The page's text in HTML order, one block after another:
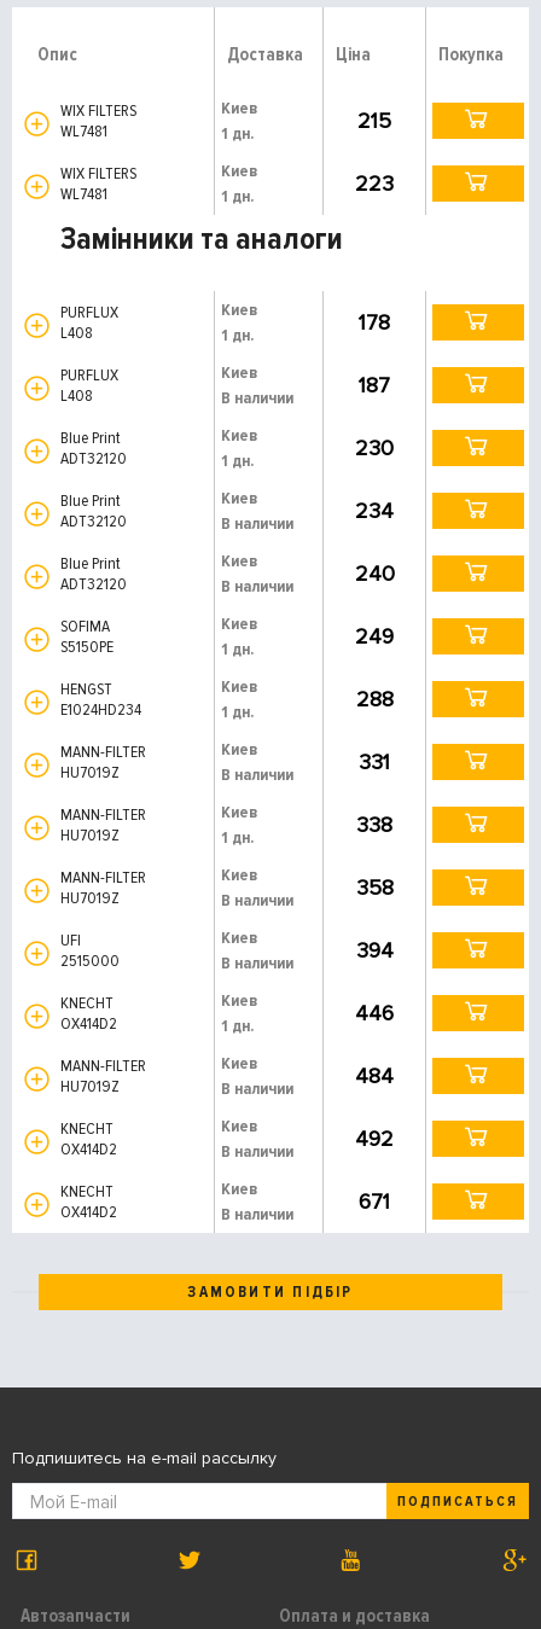
Опис Доставка Ціна Покупка
WIX FILTERS
WL7481
Киев
1 дн.
215
WIX FILTERS
WL7481
Киев
1 дн.
223
Замінники та аналоги
PURFLUX
L408
Киев
1 дн.
178
PURFLUX
L408
Киев
В наличии
187
Blue Print
ADT32120
Киев
1 дн.
230
Blue Print
ADT32120
Киев
В наличии
234
Blue Print
ADT32120
Киев
В наличии
240
SOFIMA
S5150PE
Киев
1 дн.
249
HENGST
E1024HD234
Киев
1 дн.
288
MANN-FILTER
HU7019Z
Киев
В наличии
331
MANN-FILTER
HU7019Z
Киев
1 дн.
338
MANN-FILTER
HU7019Z
Киев
В наличии
358
UFI
2515000
Киев
В наличии
394
KNECHT
OX414D2
Киев
1 дн.
446
MANN-FILTER
HU7019Z
Киев
В наличии
484
KNECHT
OX414D2
Киев
В наличии
492
KNECHT
OX414D2
Киев
В наличии
671
ЗАМОВИТИ ПІДБІР
Автозапчасти Оплата и доставка
Подпишитесь на e-mail рассылку
ПОДПИСАТЬСЯ